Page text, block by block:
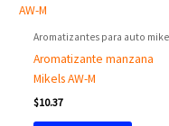
Aromatizantes para auto
Aromatizante manzana
Mikels AW-M
$10.37